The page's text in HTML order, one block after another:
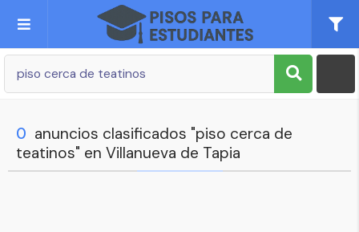
Publica tu Anuncio
Mi cuenta
0 anuncios clasificados "piso cerca de
teatinos" en Villanueva de Tapia